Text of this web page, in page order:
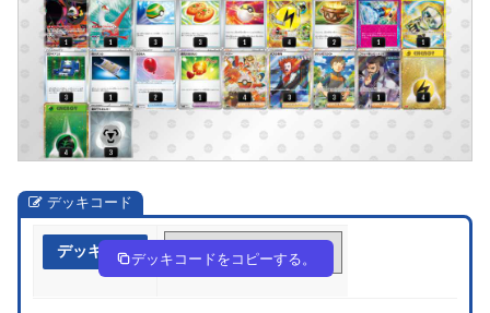
デッキコード
デッキ作成 gNnQPN-03RCEm-LHn6Ng
デッキコードをコピーする。